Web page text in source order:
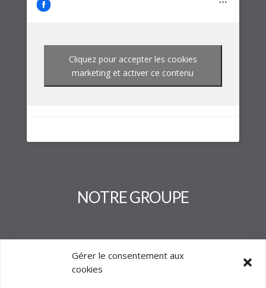
Gérer le consentement aux
cookies
Cliquez pour accepter les cookies
marketing et activer ce contenu
NOTRE GROUPE